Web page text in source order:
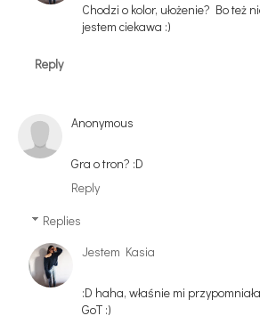
Chodzi o kolor, ułożenie? Bo też
jestem ciekawa :)
Reply
Anonymous
Gra o tron? :D
Reply
Replies
Jestem Kasia
:D haha, właśnie mi
GoT :)